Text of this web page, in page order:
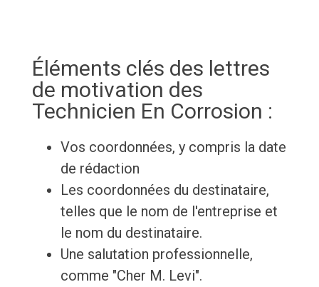
Éléments clés des lettres
de motivation des
Technicien En Corrosion :
Vos coordonnées, y compris la date
de rédaction
Les coordonnées du destinataire,
telles que le nom de l'entreprise et
le nom du destinataire.
Une salutation professionnelle,
comme "Cher M. Levi".